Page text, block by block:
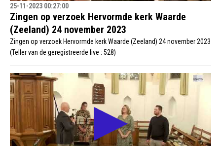
25-11-2023 00:27:00
Zingen op verzoek Hervormde kerk Waarde
(Zeeland) 24 november 2023
Zingen op verzoek Hervormde kerk Waarde (Zeeland) 24 november 2023
(Teller van de geregistreerde live : 528)